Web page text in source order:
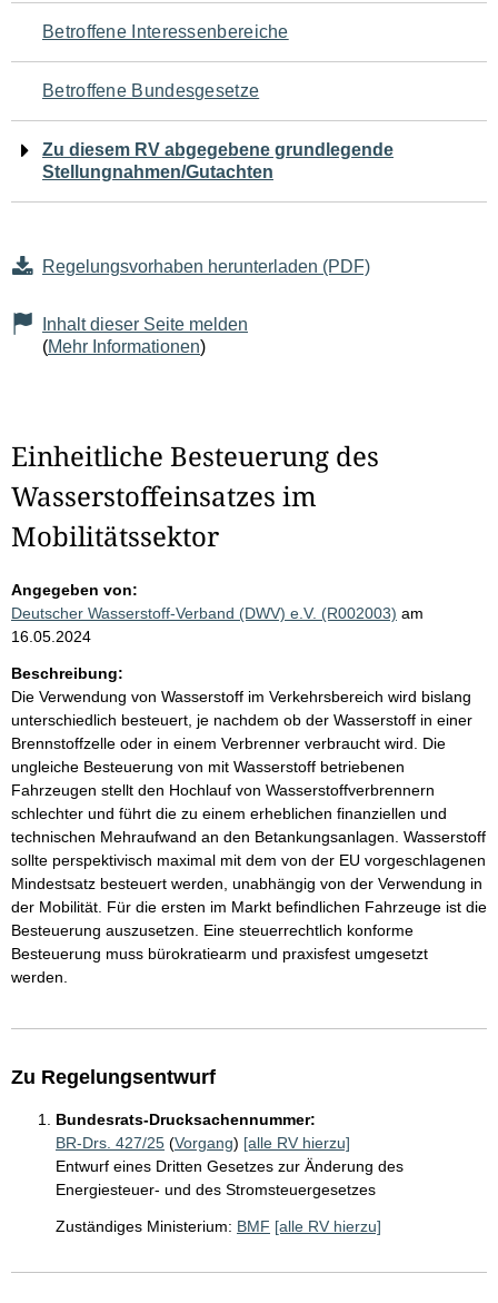
Seiteninhalt
Betroffene Interessenbereiche
Betroffene Bundesgesetze
Zu diesem RV abgegebene grundlegende
Stellungnahmen/Gutachten
Regelungsvorhaben herunterladen (PDF)
Inhalt dieser Seite melden
(Mehr Informationen)
Einheitliche Besteuerung des
Wasserstoffeinsatzes im
Mobilitätssektor
Angegeben von:
Deutscher Wasserstoff-Verband (DWV) e.V. (R002003) am
16.05.2024
Beschreibung:
Die Verwendung von Wasserstoff im Verkehrsbereich wird bislang
unterschiedlich besteuert, je nachdem ob der Wasserstoff in einer
Brennstoffzelle oder in einem Verbrenner verbraucht wird. Die
ungleiche Besteuerung von mit Wasserstoff betriebenen
Fahrzeugen stellt den Hochlauf von Wasserstoffverbrennern
schlechter und führt die zu einem erheblichen finanziellen und
technischen Mehraufwand an den Betankungsanlagen. Wasserstoff
sollte perspektivisch maximal mit dem von der EU vorgeschlagenen
Mindestsatz besteuert werden, unabhängig von der Verwendung in
der Mobilität. Für die ersten im Markt befindlichen Fahrzeuge ist die
Besteuerung auszusetzen. Eine steuerrechtlich konforme
Besteuerung muss bürokratiearm und praxisfest umgesetzt
werden.
Zu Regelungsentwurf
Bundesrats-Drucksachennummer:
BR-Drs. 427/25 (Vorgang) [alle RV hierzu]
Entwurf eines Dritten Gesetzes zur Änderung des
Energiesteuer- und des Stromsteuergesetzes
Zuständiges Ministerium: BMF [alle RV hierzu]